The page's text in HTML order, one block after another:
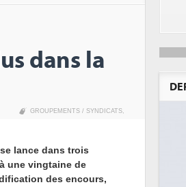
dans la
GROUPEMENTS / SYNDICATS,
lance dans trois
une vingtaine de
des encours,